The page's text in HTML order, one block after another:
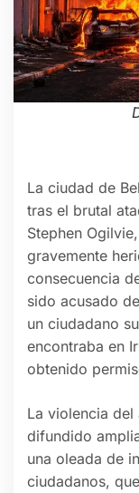
La ciudad de
tras el brutal
Stephen
gravemente
consecuencia
sido acusado
un ciudadano
encontraba en
obtenido
La violencia
difundido
una oleada de
ciudadanos,